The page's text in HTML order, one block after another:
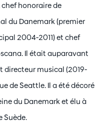
chef honoraire de
du Danemark (premier
2004-2011) et chef
Il était auparavant
directeur musical (2019-
de Seattle. Il a été décoré
du Danemark et élu à
Suède.